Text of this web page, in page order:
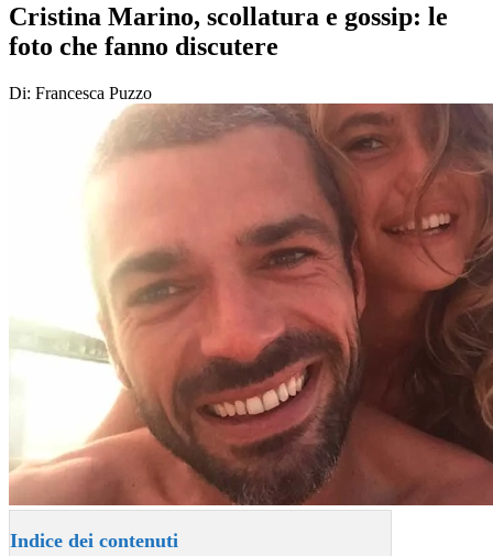
Cristina Marino, scollatura e gossip: le
foto che fanno discutere
Di: Francesca Puzzo
Indice dei contenuti